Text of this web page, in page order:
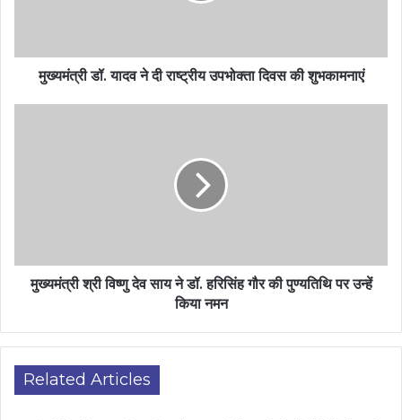
मुख्यमंत्री डॉ. यादव ने दी राष्ट्रीय उपभोक्ता दिवस की शुभकामनाएं
मुख्यमंत्री श्री विष्णु देव साय ने डॉ. हरिसिंह गौर की पुण्यतिथि पर उन्हें
किया नमन
Related Articles